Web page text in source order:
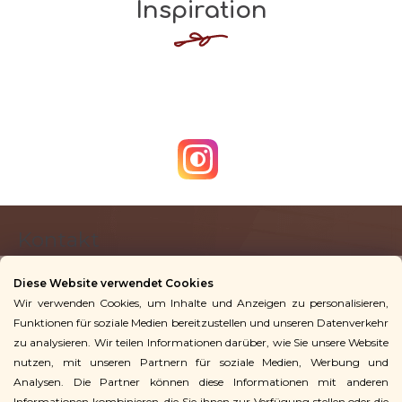
Diese Website verwendet Cookies
Wir verwenden Cookies, um Inhalte und Anzeigen zu personalisieren,
Funktionen für soziale Medien bereitzustellen und unseren Datenverkehr
zu analysieren. Wir teilen Informationen darüber, wie Sie unsere Website
nutzen, mit unseren Partnern für soziale Medien, Werbung und
Analysen. Die Partner können diese Informationen mit anderen
Inspiration
ß
e
Kontakt
info@vingoshop.de
+49 781 9563 3016
Für Kunden